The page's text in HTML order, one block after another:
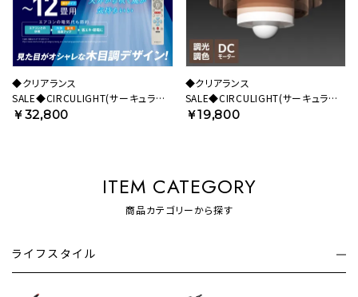
◆クリアランス
SALE◆CIRCULIGHT(サーキュライ
ト) シーリングシリーズ 12畳タイプ
￥32,800
◆クリアランス
SALE◆CIRCULIGHT(サーキュライ
ト) HELIX(ヘリックス) DCC-B25LE
￥19,800
ITEM CATEGORY
商品カテゴリーから探す
ライフスタイル